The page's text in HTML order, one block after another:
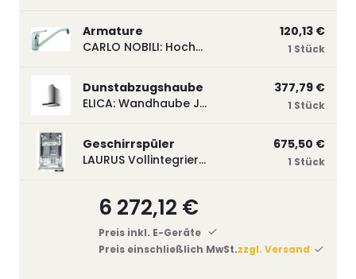
Armature
CARLO NOBILI: Hochdruck- Einhebelmischbatterie Blue, Mischbatterie verchromt 17770
120,13 €
1 Stück
Dunstabzugshaube
ELICA: Wandhaube JOYE 60-A,600 mm breit Edelstahl JOYE60A
377,79 €
1 Stück
Geschirrspüler
LAURUS Vollintegrierter Geschirrspüler LSV45-3, 450 mm breit, 3 Programme LSV45-3
675,50 €
1 Stück
6 272,12 €
Preis inkl. E-Geräte
Preis einschließlich MwSt.zzgl. Versand